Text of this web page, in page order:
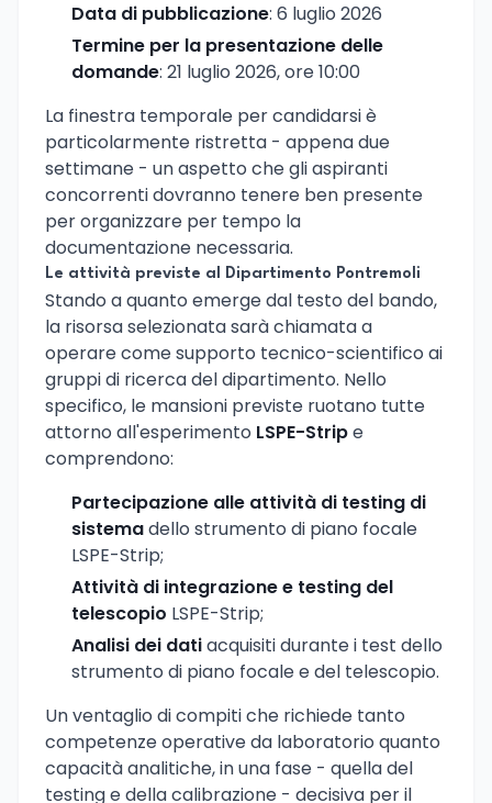
Data di pubblicazione: 6 luglio 2026
Termine per la presentazione delle
domande: 21 luglio 2026, ore 10:00
La finestra temporale per candidarsi è
particolarmente ristretta - appena due
settimane - un aspetto che gli aspiranti
concorrenti dovranno tenere ben presente
per organizzare per tempo la
documentazione necessaria.
Le attività previste al Dipartimento Pontremoli
Stando a quanto emerge dal testo del bando,
la risorsa selezionata sarà chiamata a
operare come supporto tecnico-scientifico ai
gruppi di ricerca del dipartimento. Nello
specifico, le mansioni previste ruotano tutte
attorno all'esperimento LSPE-Stripe
comprendono:
Partecipazione alle attività di testing di
sistemadello strumento di piano focale
LSPE-Strip;
Attività di integrazione e testing del
telescopio LSPE-Strip;
Analisi dei datiacquisiti durante i test dello
strumento di piano focale e del telescopio.
Un ventaglio di compiti che richiede tanto
competenze operative da laboratorio quanto
capacità analitiche, in una fase - quella del
testing e della calibrazione - decisiva per il